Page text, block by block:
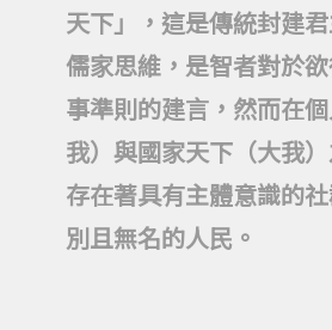
天下」，這是傳統封建
儒家思維，是智者對於
事準則的建言，然而在
我）與國家天下（大我
存在著具有主體意識的
別且無名的人民。